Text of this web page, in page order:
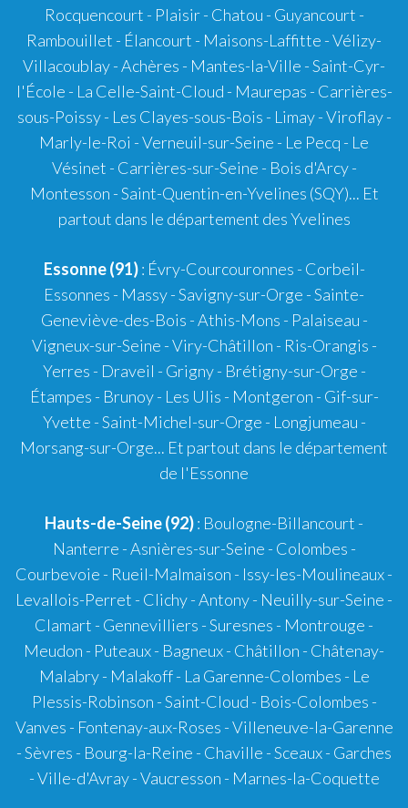
Rocquencourt - Plaisir - Chatou - Guyancourt -
Rambouillet - Élancourt - Maisons-Laffitte - Vélizy-
Villacoublay - Achères - Mantes-la-Ville - Saint-Cyr-
l'École - La Celle-Saint-Cloud - Maurepas - Carrières-
sous-Poissy - Les Clayes-sous-Bois - Limay - Viroflay -
Marly-le-Roi - Verneuil-sur-Seine - Le Pecq - Le
Vésinet - Carrières-sur-Seine - Bois d'Arcy -
Montesson - Saint-Quentin-en-Yvelines (SQY)... Et
partout dans le département des Yvelines
Essonne (91): Évry-Courcouronnes - Corbeil-
Essonnes - Massy - Savigny-sur-Orge - Sainte-
Geneviève-des-Bois - Athis-Mons - Palaiseau -
Vigneux-sur-Seine - Viry-Châtillon - Ris-Orangis -
Yerres - Draveil - Grigny - Brétigny-sur-Orge -
Étampes - Brunoy - Les Ulis - Montgeron - Gif-sur-
Yvette - Saint-Michel-sur-Orge - Longjumeau -
Morsang-sur-Orge... Et partout dans le département
de l'Essonne
Hauts-de-Seine (92): Boulogne-Billancourt -
Nanterre - Asnières-sur-Seine - Colombes -
Courbevoie - Rueil-Malmaison - Issy-les-Moulineaux -
Levallois-Perret - Clichy - Antony - Neuilly-sur-Seine -
Clamart - Gennevilliers - Suresnes - Montrouge -
Meudon - Puteaux - Bagneux - Châtillon - Châtenay-
Malabry - Malakoff - La Garenne-Colombes - Le
Plessis-Robinson - Saint-Cloud - Bois-Colombes -
Vanves - Fontenay-aux-Roses - Villeneuve-la-Garenne
- Sèvres - Bourg-la-Reine - Chaville - Sceaux - Garches
- Ville-d'Avray - Vaucresson - Marnes-la-Coquette